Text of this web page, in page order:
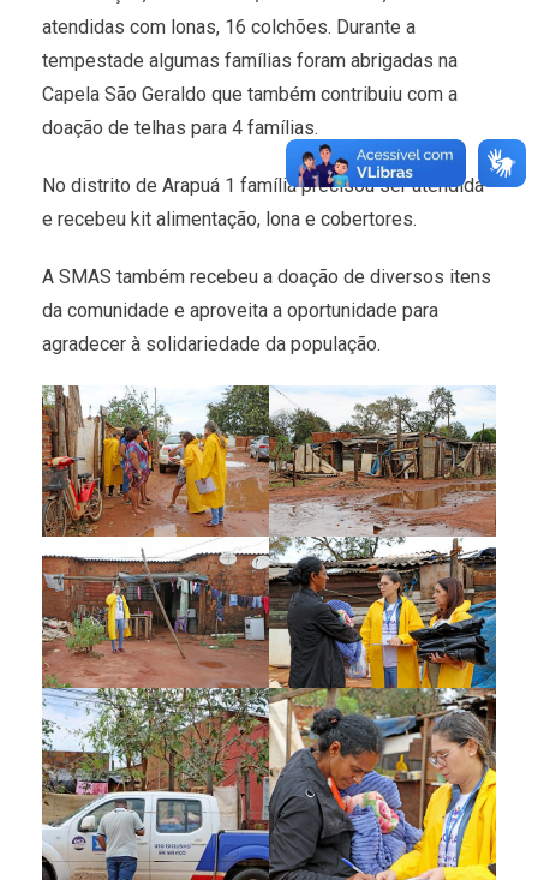
atendidas com lonas, 16 colchões. Durante a
tempestade algumas famílias foram abrigadas na
Capela São Geraldo que também contribuiu com a
doação de telhas para 4 famílias.
No distrito de Arapuá 1 família precisou ser atendida
e recebeu kit alimentação, lona e cobertores.
A SMAS também recebeu a doação de diversos itens
da comunidade e aproveita a oportunidade para
agradecer à solidariedade da população.